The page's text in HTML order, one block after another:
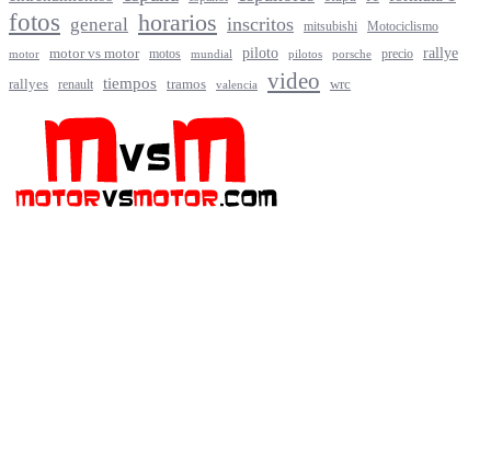
fotos general horarios inscritos mitsubishi Motociclismo
motor motor vs motor motos mundial piloto pilotos porsche precio rallye
rallyes renault tiempos tramos valencia video wrc